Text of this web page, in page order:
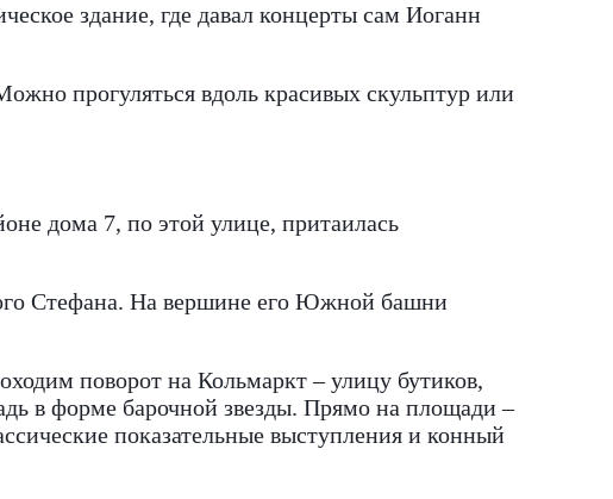
здание, где давал концерты сам Иоганн
прогуляться вдоль красивых скульптур или
дома 7, по этой улице, притаилась
Стефана. На вершине его Южной башни
поворот на Кольмаркт – улицу бутиков,
в форме барочной звезды. Прямо на площади –
показательные выступления и конный